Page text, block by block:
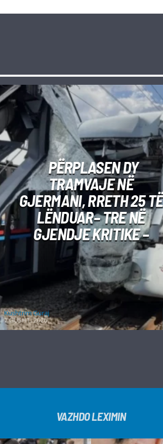
PËRPLASEN DY
TRAMVAJE NË
GJERMANI, RRETH 25 TË
LËNDUAR– TRE NË
GJENDJE KRITIKE –
Kushtrim Guraj
7 GUSHT, 2026
VAZHDO LEXIMIN